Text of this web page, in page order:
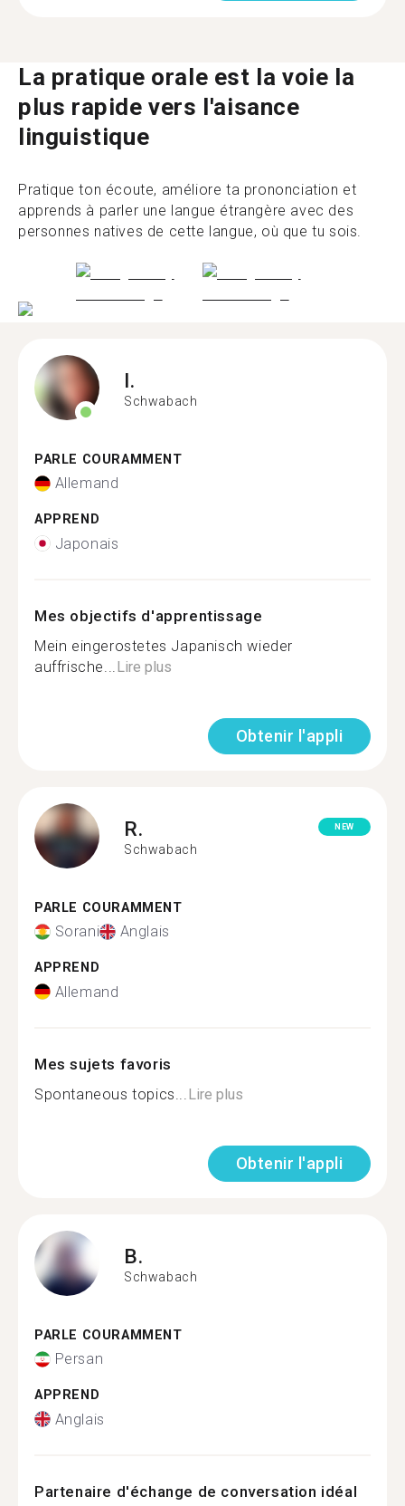
La pratique orale est la voie la
plus rapide vers l'aisance
linguistique
Pratique ton écoute, améliore ta prononciation et
apprends à parler une langue étrangère avec des
personnes natives de cette langue, où que tu sois.
I.
Schwabach
PARLE COURAMMENT
Allemand
APPREND
Japonais
Mes objectifs d'apprentissage
Mein eingerostetes Japanisch wieder
auffrische... Lire plus
Obtenir l'appli
R.
Schwabach
NEW
PARLE COURAMMENT
Sorani Anglais
APPREND
Allemand
Mes sujets favoris
Spontaneous topics... Lire plus
Obtenir l'appli
B.
Schwabach
PARLE COURAMMENT
Persan
APPREND
Anglais
Partenaire d'échange de conversation idéal